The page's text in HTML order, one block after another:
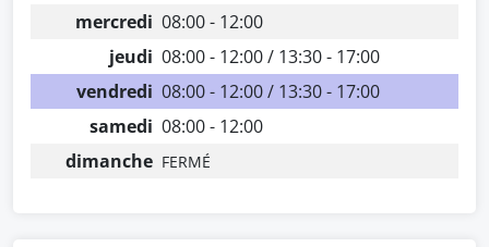
mercredi 08:00 - 12:00
jeudi 08:00 - 12:00 / 13:30 - 17:00
vendredi 08:00 - 12:00 / 13:30 - 17:00
samedi 08:00 - 12:00
dimanche FERMÉ